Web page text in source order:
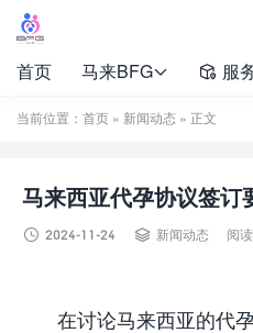
首页 马来BFG  服
当前位置： 首页 » 新闻动态 » 正文
马来西亚代孕协议签订
 2024-11-24  新闻动态 阅
在讨论马来西亚的代